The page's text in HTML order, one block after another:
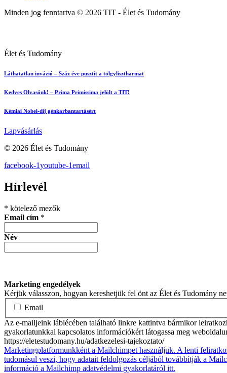
Minden jog fenntartva © 2026 TIT - Élet és Tudomány
Élet és Tudomány
Láthatatlan invázió – Száz éve pusztít a tölgylisztharmat
Kedves Olvasónk! – Prima Primissima jelölt a TIT!
Kémiai Nobel-díj génkarbantartásért
Lapvásárlás
© 2026 Élet és Tudomány
facebook-1youtube-1email
Hírlevél
* kötelező mezők
Email cím *
Név
Marketing engedélyek
Kérjük válasszon, hogyan kereshetjük fel önt az Élet és Tudomány
Email
Az e-mailjeink láblécében található linkre kattintva bármikor
gyakorlatunkkal kapcsolatos információkért látogassa meg
https://eletestudomany.hu/adatkezelesi-tajekoztato/
Marketingplatformunkként a Mailchimpet használjuk. A lenti
tudomásul veszi, hogy adatait feldolgozás céljából továbbítják a
információ a Mailchimp adatvédelmi gyakorlatáról itt.